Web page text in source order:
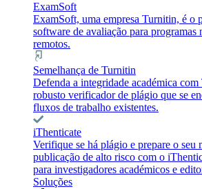
ExamSoft
ExamSoft, uma empresa Turnitin, é o
software de avaliação para programas
remotos.
Semelhança de Turnitin
Defenda a integridade académica
robusto verificador de plágio que se
fluxos de trabalho existentes.
iThenticate
Verifique se há plágio e prepare o seu
publicação de alto risco com o
para investigadores académicos e
Soluções